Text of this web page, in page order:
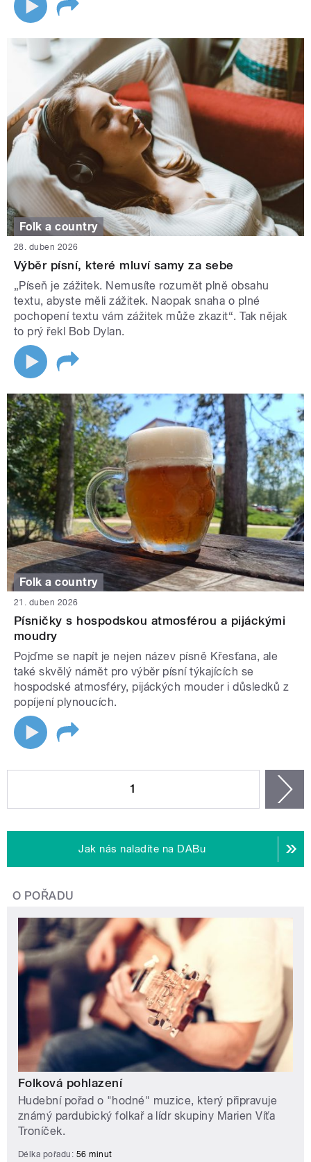
Folk a country
28. duben 2026
Výběr písní, které mluví samy za sebe
„Píseň je zážitek. Nemusíte rozumět plně obsahu
textu, abyste měli zážitek. Naopak snaha o plné
pochopení textu vám zážitek může zkazit“. Tak nějak
to prý řekl Bob Dylan.
Folk a country
21. duben 2026
Písničky s hospodskou atmosférou a pijáckými
moudry
Pojďme se napít je nejen název písně Křesťana, ale
také skvělý námět pro výběr písní týkajících se
hospodské atmosféry, pijáckých mouder i důsledků z
popíjení plynoucích.
1
Jak nás naladíte na DABu
O POŘADU
Folková pohlazení
Hudební pořad o "hodné" muzice, který připravuje
známý pardubický folkař a lídr skupiny Marien Víťa
Troníček.
Délka pořadu: 56 minut